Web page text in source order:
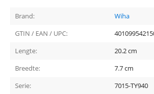
Brand:
Wiha
GTIN / EAN / UPC:
Lengte:
20.2 cm
Breedte:
7.7 cm
Serie:
7015-TY940